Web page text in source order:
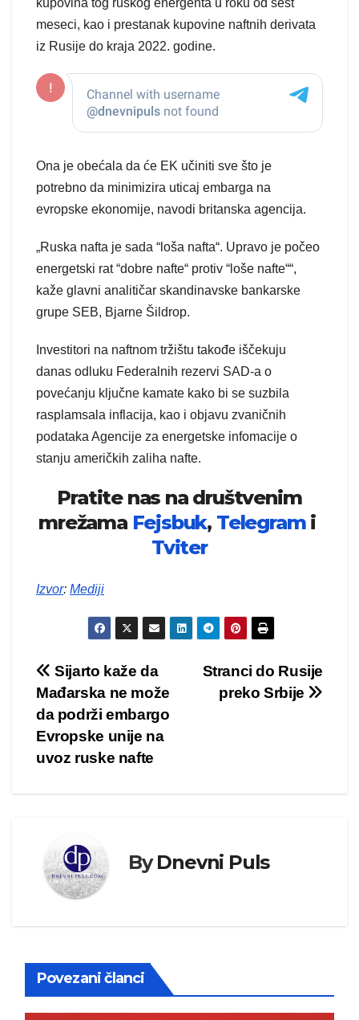
kupovina tog ruskog energenta u roku od šest
meseci, kao i prestanak kupovine naftnih derivata
iz Rusije do kraja 2022. godine.
Ona je obećala da će EK učiniti sve što je
potrebno da minimizira uticaj embarga na
evropske ekonomije, navodi britanska agencija.
„Ruska nafta je sada “loša nafta“. Upravo je počeo
energetski rat “dobre nafte“ protiv “loše nafte““,
kaže glavni analitičar skandinavske bankarske
grupe SEB, Bjarne Šildrop.
Investitori na naftnom tržištu takođe iščekuju
danas odluku Federalnih rezervi SAD-a o
povećanju ključne kamate kako bi se suzbila
rasplamsala inflacija, kao i objavu zvaničnih
podataka Agencije za energetske infomacije o
stanju američkih zaliha nafte.
Pratite nas na društvenim
mrežama Fejsbuk, Telegrami
Tviter
Izvor: Mediji
Kretanje
članka
Stranci do Rusije
preko Srbije
Sijarto kaže da
Mađarska ne može
da podrži embargo
Evropske unije na
uvoz ruske nafte
ByDnevni Puls
Povezani članci